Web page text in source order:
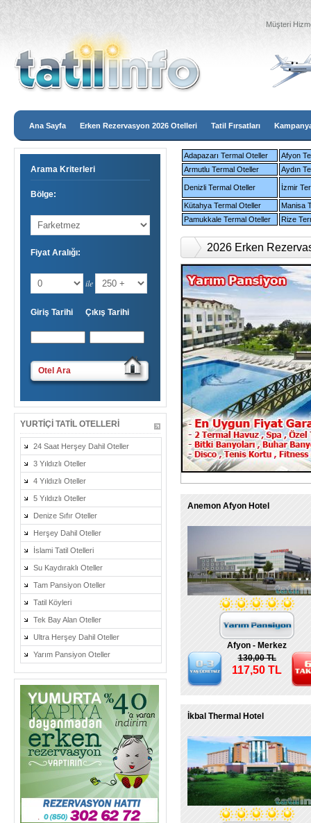
Müşteri
Ana Sayfa Erken Rezervasyon 2026 Otelleri Tatil Fırsatları
Arama Kriterleri
Bölge:
Fiyat Aralığı:
ile
Giriş Tarihi Çıkış Tarihi
Otel Ara
YURTIÇI TATIL OTELLERI
24 Saat Herşey Dahil Oteller
3 Yıldızlı Oteller
4 Yıldızlı Oteller
5 Yıldızlı Oteller
Denize Sıfır Oteller
Herşey Dahil Oteller
İslami Tatil Otelleri
Su Kaydıraklı Oteller
Tam Pansiyon Oteller
Tatil Köyleri
Tek Bay Alan Oteller
Ultra Herşey Dahil Oteller
Yarım Pansiyon Oteller
Adapazarı Termal Oteller
Afyon
Armutlu Termal Oteller
Aydın
Denizli Termal Oteller İzmir
Kütahya Termal Oteller
Manisa
Pamukkale Termal Oteller
Rize
2026 Erken
Anemon Afyon Hotel
Afyon - Merkez
130,00 TL
117,50 TL
İkbal Thermal Hotel